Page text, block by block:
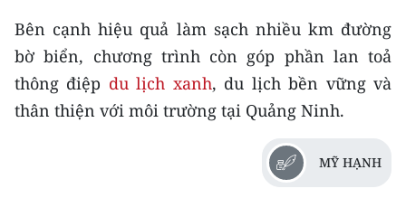
Bên cạnh hiệu quả làm sạch nhiều km đường
bờ biển, chương trình còn góp phần lan toả
thông điệp du lịch xanh, du lịch bền vững và
thân thiện với môi trường tại Quảng Ninh.
MỸ HẠNH